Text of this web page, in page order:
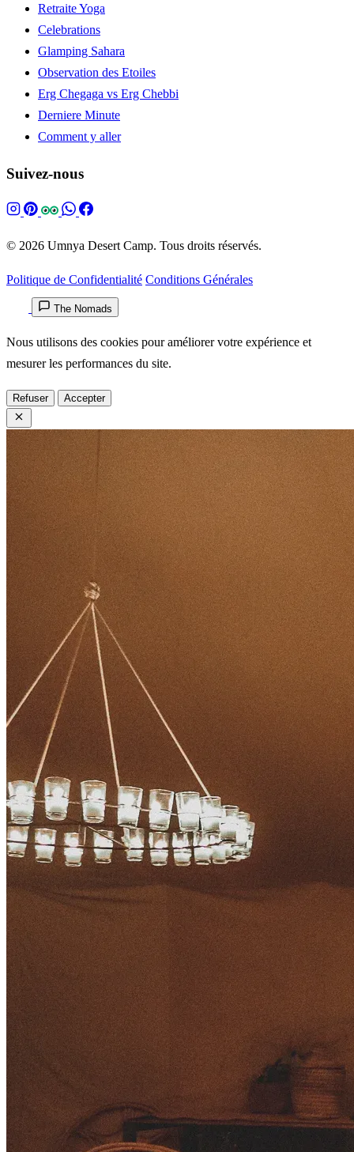
Retraite Yoga
Celebrations
Glamping Sahara
Observation des Etoiles
Erg Chegaga vs Erg Chebbi
Derniere Minute
Comment y aller
Suivez-nous
© 2026 Umnya Desert Camp. Tous droits réservés.
Politique de Confidentialité Conditions Générales
The Nomads
Nous utilisons des cookies pour améliorer votre expérience et
mesurer les performances du site.
Refuser Accepter